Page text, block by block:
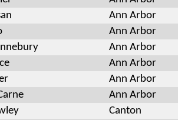
Ann Arbor
Ann Arbor
Ann Arbor
Ann Arbor
Ann Arbor
Ann Arbor
Canton